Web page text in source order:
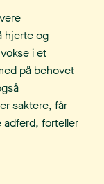
hjerte og
i et
på behovet
saktere, får
adferd, forteller